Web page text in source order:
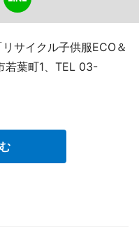
サイクル子供服ECO＆
若葉町1、TEL 03-